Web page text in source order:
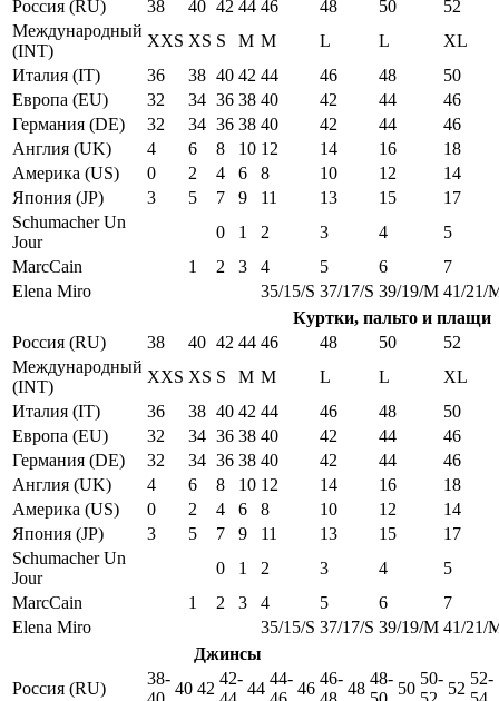
Россия (RU) 38 40 42 44 46 48 50
52
Международный
(INT)
XXS XS S M M L L
XL
Италия (IT)
36 38 40 42 44 46 48
50
Европа (EU)
32 34 36 38 40 42 44
46
Германия (DE)
32 34 36 38 40 42 44
46
Англия (UK)
4 6 8 10 12 14 16
18
Америка (US)
0 2 4 6 8 10 12
14
Япония (JP)
3 5 7 9 11 13 15
17
Schumacher Un
Jour
0 1 2 3 4
5
MarcCain
1 2 3 4 5 6
7
Elena Miro
35/15/S 37/17/S 39/19/M 41/21/
Куртки, пальто и плащи
Россия (RU)
38 40 42 44 46 48 50
52
Международный
(INT)
XXS XS S M M L L
XL
Италия (IT)
36 38 40 42 44 46 48
50
Европа (EU)
32 34 36 38 40 42 44
46
Германия (DE)
32 34 36 38 40 42 44
46
Англия (UK)
4 6 8 10 12 14 16
18
Америка (US)
0 2 4 6 8 10 12
14
Япония (JP)
3 5 7 9 11 13 15
17
Schumacher Un
Jour
0 1 2 3 4
5
MarcCain
1 2 3 4 5 6
7
Elena Miro
35/15/S 37/17/S 39/19/M 41/21/
Джинсы
Россия (RU)
38-
40 42
42-
44
44-
46
46-
48
48-
50
50-
52
52-